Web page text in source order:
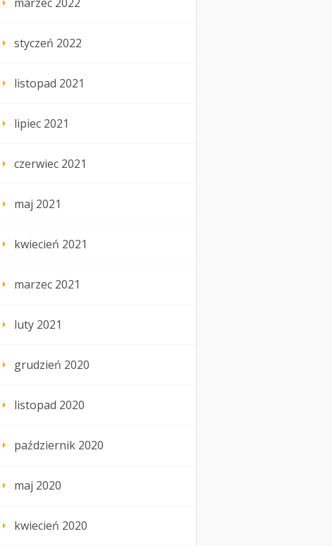
styczeń 2022
listopad 2021
lipiec 2021
czerwiec 2021
maj 2021
kwiecień 2021
marzec 2021
luty 2021
grudzień 2020
listopad 2020
październik 2020
maj 2020
kwiecień 2020